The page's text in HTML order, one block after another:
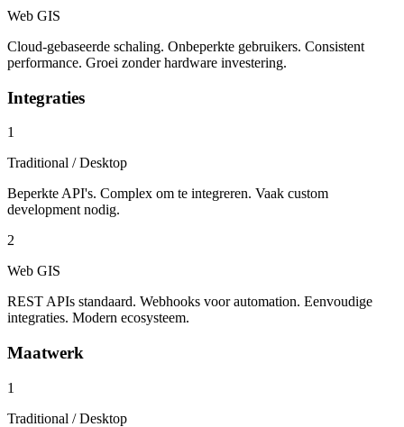
Web GIS
Cloud-gebaseerde schaling. Onbeperkte gebruikers. Consistent
performance. Groei zonder hardware investering.
Integraties
1
Traditional / Desktop
Beperkte API's. Complex om te integreren. Vaak custom
development nodig.
2
Web GIS
REST APIs standaard. Webhooks voor automation. Eenvoudige
integraties. Modern ecosysteem.
Maatwerk
1
Traditional / Desktop